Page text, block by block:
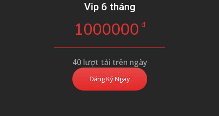
Vip 6 tháng
1000000 đ
40 lượt tải trên ngày
Đăng Ký Ngay